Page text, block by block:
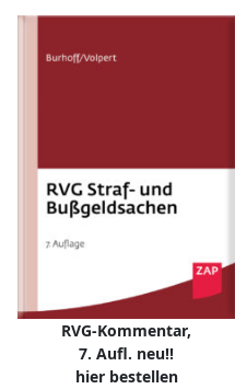
RVG-Kommentar,
7. Aufl. neu!!
hier bestellen